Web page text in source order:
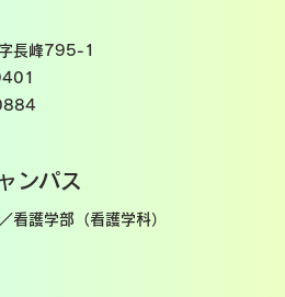
長峰795-1
ンパス
看護学部（看護学科）